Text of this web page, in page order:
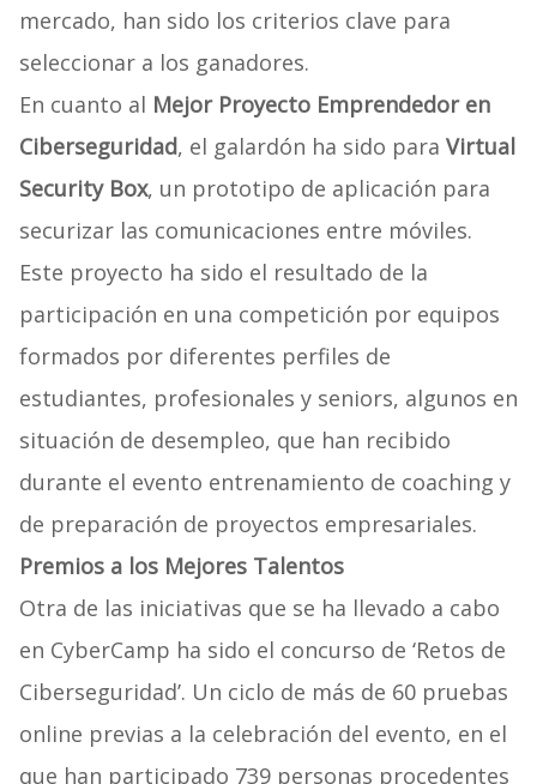
mercado, han sido los criterios clave para
seleccionar a los ganadores.
En cuanto al Mejor Proyecto Emprendedor en
Ciberseguridad, el galardón ha sido para Virtual
Security Box, un prototipo de aplicación para
securizar las comunicaciones entre móviles.
Este proyecto ha sido el resultado de la
participación en una competición por equipos
formados por diferentes perfiles de
estudiantes, profesionales y seniors, algunos en
situación de desempleo, que han recibido
durante el evento entrenamiento de coaching y
de preparación de proyectos empresariales.
Premios a los Mejores Talentos
Otra de las iniciativas que se ha llevado a cabo
en CyberCamp ha sido el concurso de ‘Retos de
Ciberseguridad’. Un ciclo de más de 60 pruebas
online previas a la celebración del evento, en el
que han participado 739 personas procedentes